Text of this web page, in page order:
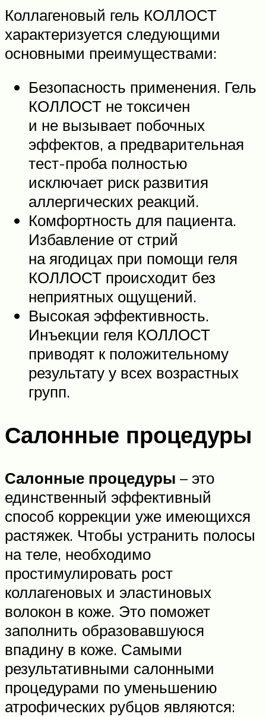
Коллагеновый гель КОЛЛОСТ
характеризуется следующими
основными преимуществами:
Безопасность применения. Гель
КОЛЛОСТ не токсичен
и не вызывает побочных
эффектов, а предварительная
тест-проба полностью
исключает риск развития
аллергических реакций.
Комфортность для пациента.
Избавление от стрий
на ягодицах при помощи геля
КОЛЛОСТ происходит без
неприятных ощущений.
Высокая эффективность.
Инъекции геля КОЛЛОСТ
приводят к положительному
результату у всех возрастных
групп.
Салонные процедуры
Салонные процедуры – это
единственный эффективный
способ коррекции уже имеющихся
растяжек. Чтобы устранить полосы
на теле, необходимо
простимулировать рост
коллагеновых и эластиновых
волокон в коже. Это поможет
заполнить образовавшуюся
впадину в коже. Самыми
результативными салонными
процедурами по уменьшению
атрофических рубцов являются: